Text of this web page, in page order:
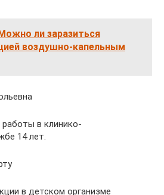
ли заразиться
воздушно-капельным
в клинико-
14 лет.
в детском организме